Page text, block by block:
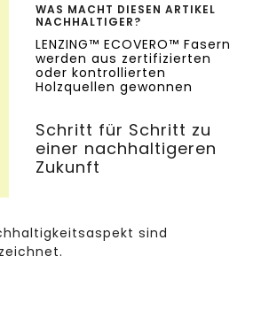
WAS MACHT DIESEN ARTIKEL
NACHHALTIGER?
LENZING™ ECOVERO™ Fasern
werden aus zertifizierten
oder kontrollierten
Holzquellen gewonnen
Schritt für Schritt zu
einer nachhaltigeren
Zukunft
sind